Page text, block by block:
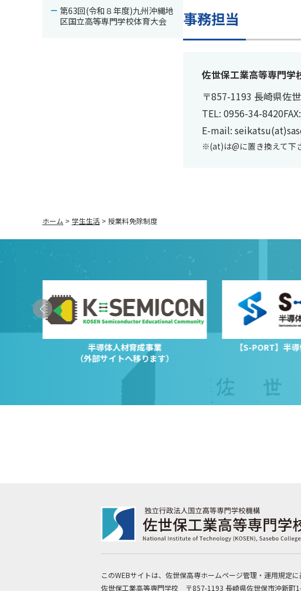
事務担当
佐世保工業高等専門学
〒857-1193 長崎県佐
TEL: 0956-34-8420
E-mail:
※(at)は@に置き換えて下
第63回(令和８年度)九州沖縄地
区国立高等専門学校体育大会
ホーム > 学生生活 > 授業料免除制度
半導体人材育成事業
（外部サイトへ移ります）
【S-PORT】半
このWEBサイトは、佐世保高専ホームページ管理・運用規定
佐世保工業高等専門学校 〒857-1193 長崎県佐世保市沖新町